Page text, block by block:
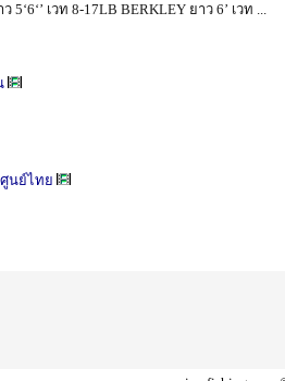
เวท 8-17LB BERKLEY ยาว 6’ เวท ...
ศูนย์ไทย